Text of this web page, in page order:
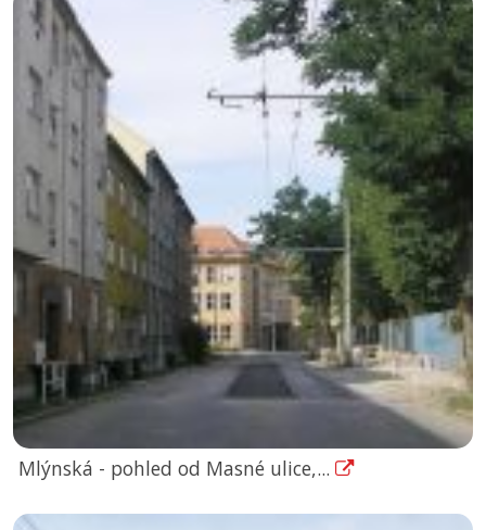
Mlýnská - pohled od Masné ulice,...